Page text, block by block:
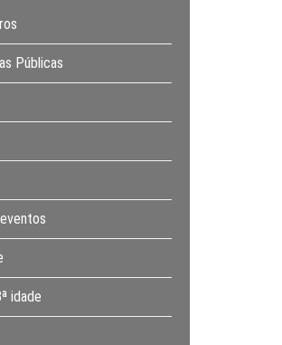
Públicas
idade